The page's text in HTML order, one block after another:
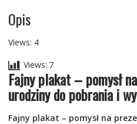
Opis
Views: 4
Views: 7
Fajny plakat – pomysł
urodziny do pobrania i
Fajny plakat – pomysł na